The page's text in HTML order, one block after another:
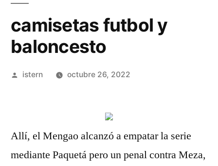
camisetas futbol y
baloncesto
Publicado
istern octubre 26, 2022
Allí, el Mengao alcanzó a empatar la serie
mediante Paquetá pero un penal contra Meza,